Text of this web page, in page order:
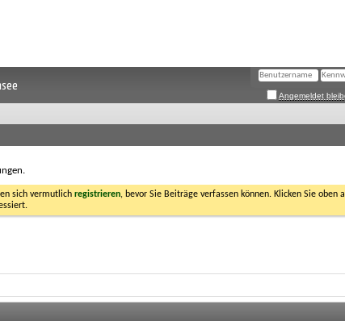
Angemeldet
sich vermutlich registrieren, bevor Sie Beiträge verfassen können. Klicken Sie